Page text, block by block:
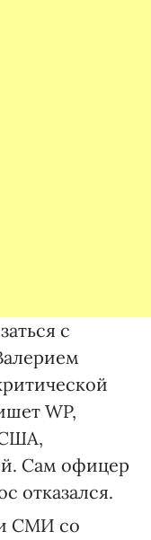
с
WP,
США,
Сам офицер
отказался.
СМИ со